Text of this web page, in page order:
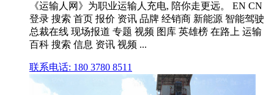
《运输人网》为职业运输人充电, 陪你走更远。 EN CN
登录 搜索 首页 报价 资讯 品牌 经销商 新能源 智能驾驶
总裁在线 现场报道 专题 视频 图库 英雄榜 在路上 运输
百科 搜索 信息 资讯 视频 ...
联系电话: 180 3780 8511